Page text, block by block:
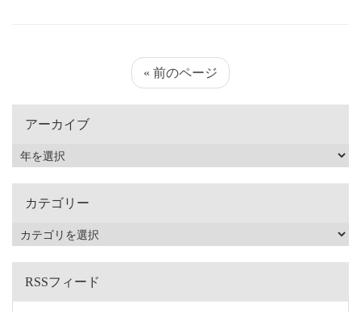
« 前のページ
アーカイブ
カテゴリー
RSSフィード